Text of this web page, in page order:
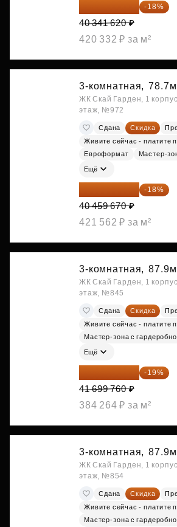
33 080 128 ₽ -18%
40 341 620 ₽
420 332 ₽ за м²
3-комнатная,
ЖК Скай Гарден, 1
этаж, №972
Сдана Скидка
Живите сейчас - платите
Евроформат
Мастер-
Ещё
33 176 929 ₽ -18%
40 459 670 ₽
421 562 ₽ за м²
3-комнатная,
ЖК Скай Гарден, 1
этаж, №845
Сдана Скидка
Живите сейчас - платите
Мастер-зона с
Ещё
33 776 806 ₽ -19%
41 699 760 ₽
384 264 ₽ за м²
3-комнатная,
ЖК Скай Гарден, 1
этаж, №854
Сдана Скидка
Живите сейчас - платите
Мастер-зона с